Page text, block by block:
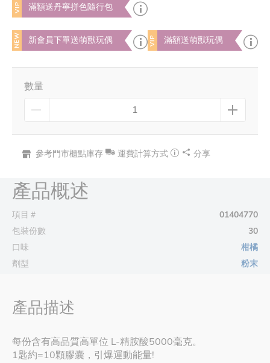
VIP 滿額送丹寧拼色隨行包
NEW 新會員下單送萌獸玩偶 VIP 滿額送萌獸玩偶
數量
參考門市櫃點庫存 運費計算方式 分享
產品概述
項目＃
01404770
包裝份數
30
口味
柑橘
劑型
粉末
產品描述
每份含有高品質高單位 L-精胺酸5000毫克。
1匙約=10顆膠囊，引爆運動能量!